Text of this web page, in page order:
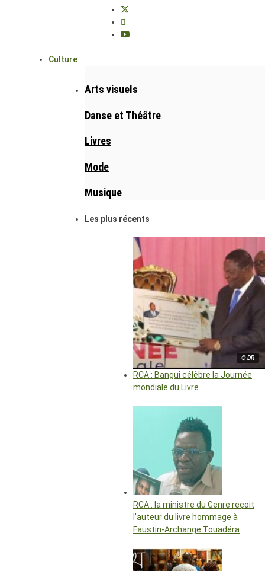
Culture
Arts visuels
Danse et Théâtre
Livres
Mode
Musique
Les plus récents
© DR
RCA : Bangui célèbre la Journée
mondiale du Livre
RCA : la ministre du Genre reçoit
l’auteur du livre hommage à
Faustin-Archange Touadéra